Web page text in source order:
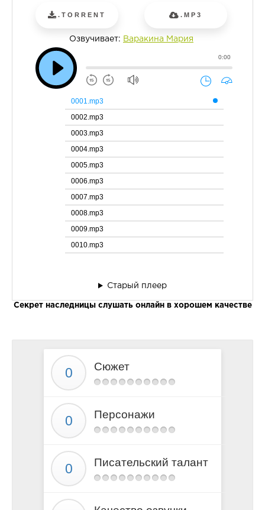
.TORRENT .MP3
Озвучивает: Варакина Мария
0:00
0001.mp3
0002.mp3
0003.mp3
0004.mp3
0005.mp3
0006.mp3
0007.mp3
0008.mp3
0009.mp3
0010.mp3
Старый плеер
Секрет наследницы слушать онлайн в хорошем качестве
Сюжет
Персонажи
Писательский талант